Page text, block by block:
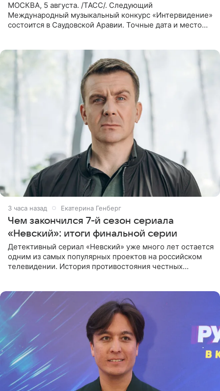
МОСКВА, 5 августа. /ТАСС/. Следующий
Международный музыкальный конкурс «Интервидение»
состоится в Саудовской Аравии. Точные дата и место
3 часа назад Екатерина Генберг
Чем закончился 7-й сезон сериала
«Невский»: итоги финальной серии
Детективный сериал «Невский» уже много лет остается
одним из самых популярных проектов на российском
телевидении. История противостояния честных